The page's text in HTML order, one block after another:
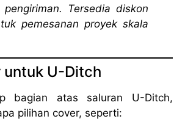
Tersedia diskon
pemesanan proyek skala
untuk U-Ditch
bagian atas saluran U-Ditch,
pilihan cover, seperti: